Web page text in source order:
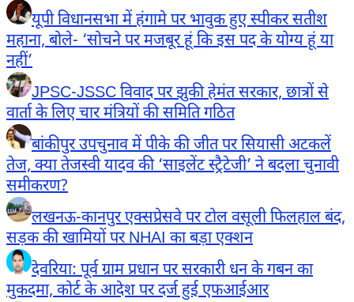
यूपी विधानसभा में हंगामे पर भावुक हुए स्पीकर सतीश
महाना, बोले- ‘सोचने पर मजबूर हूं कि इस पद के योग्य हूं या
नहीं’
JPSC-JSSC विवाद पर झुकी हेमंत सरकार, छात्रों से
वार्ता के लिए चार मंत्रियों की समिति गठित
बांकीपुर उपचुनाव में पीके की जीत पर सियासी अटकलें
तेज, क्या तेजस्वी यादव की ‘साइलेंट स्ट्रैटेजी’ ने बदला चुनावी
समीकरण?
लखनऊ-कानपुर एक्सप्रेसवे पर टोल वसूली फिलहाल बंद,
सड़क की खामियों पर NHAI का बड़ा एक्शन
देवरिया: पूर्व ग्राम प्रधान पर सरकारी धन के गबन का
मुकदमा, कोर्ट के आदेश पर दर्ज हुई एफआईआर